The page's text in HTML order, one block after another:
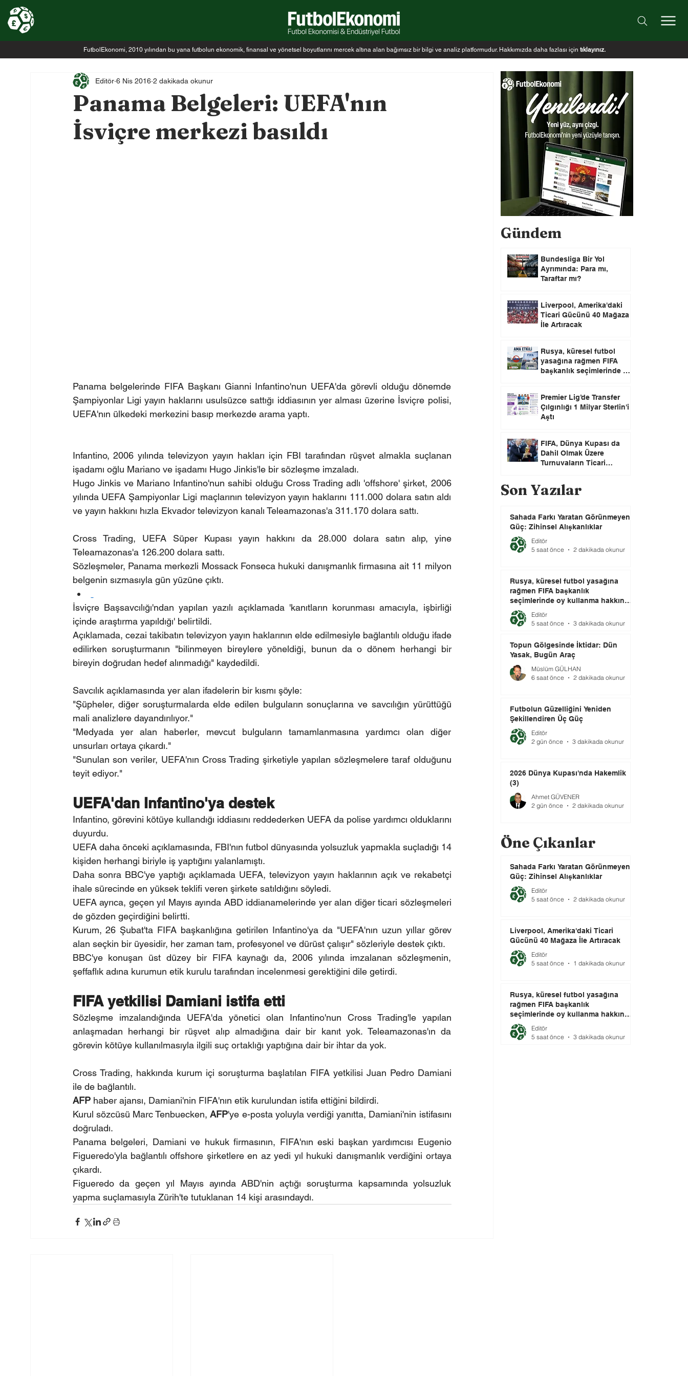
FutbolEkonomi, 2010 yılından bu yana futbolun ekonomik, finansal ve yönetsel boyutlarını mercek altına alan bağımsız bir bilgi ve analiz platformudur. Hakkımızda daha fazlası için tıklayınız.
Panama Belgeleri: UEFA'nın
İsviçre merkezi basıldı
Editör 6 Nis 2016 2 dakikada okunur
Panama belgelerinde FIFA Başkanı Gianni Infantino'nun UEFA'da görevli olduğu dönemde
Şampiyonlar Ligi yayın haklarını usulsüzce sattığı iddiasının yer alması üzerine İsviçre polisi,
UEFA'nın ülkedeki merkezini basıp merkezde arama yaptı.
Infantino, 2006 yılında televizyon yayın hakları için FBI tarafından rüşvet almakla suçlanan
işadamı oğlu Mariano ve işadamı Hugo Jinkis'le bir sözleşme imzaladı.
Hugo Jinkis ve Mariano Infantino'nun sahibi olduğu Cross Trading adlı 'offshore' şirket, 2006
yılında UEFA Şampiyonlar Ligi maçlarının televizyon yayın haklarını 111.000 dolara satın aldı
ve yayın hakkını hızla Ekvador televizyon kanalı Teleamazonas'a 311.170 dolara sattı.
Cross Trading, UEFA Süper Kupası yayın hakkını da 28.000 dolara satın alıp, yine
Teleamazonas'a 126.200 dolara sattı.
Sözleşmeler, Panama merkezli Mossack Fonseca hukuki danışmanlık firmasına ait 11 milyon
belgenin sızmasıyla gün yüzüne çıktı.
İsviçre Başsavcılığı'ndan yapılan yazılı açıklamada 'kanıtların korunması amacıyla, işbirliği
içinde araştırma yapıldığı' belirtildi.
Açıklamada, cezai takibatın televizyon yayın haklarının elde edilmesiyle bağlantılı olduğu ifade
edilirken soruşturmanın "bilinmeyen bireylere yöneldiği, bunun da o dönem herhangi bir
bireyin doğrudan hedef alınmadığı" kaydedildi.
Savcılık açıklamasında yer alan ifadelerin bir kısmı şöyle:
"Şüpheler, diğer soruşturmalarda elde edilen bulguların sonuçlarına ve savcılığın yürüttüğü
mali analizlere dayandırılıyor."
"Medyada yer alan haberler, mevcut bulguların tamamlanmasına yardımcı olan diğer
unsurları ortaya çıkardı."
"Sunulan son veriler, UEFA'nın Cross Trading şirketiyle yapılan sözleşmelere taraf olduğunu
teyit ediyor."
UEFA'dan Infantino'ya destek
Infantino, görevini kötüye kullandığı iddiasını reddederken UEFA da polise yardımcı olduklarını
duyurdu.
UEFA daha önceki açıklamasında, FBI'nın futbol dünyasında yolsuzluk yapmakla suçladığı 14
kişiden herhangi biriyle iş yaptığını yalanlamıştı.
Daha sonra BBC'ye yaptığı açıklamada UEFA, televizyon yayın haklarının açık ve rekabetçi
ihale sürecinde en yüksek teklifi veren şirkete satıldığını söyledi.
UEFA ayrıca, geçen yıl Mayıs ayında ABD iddianamelerinde yer alan diğer ticari sözleşmeleri
de gözden geçirdiğini belirtti.
Kurum, 26 Şubat'ta FIFA başkanlığına getirilen Infantino'ya da "UEFA'nın uzun yıllar görev
alan seçkin bir üyesidir, her zaman tam, profesyonel ve dürüst çalışır" sözleriyle destek çıktı.
BBC'ye konuşan üst düzey bir FIFA kaynağı da, 2006 yılında imzalanan sözleşmenin,
şeffaflık adına kurumun etik kurulu tarafından incelenmesi gerektiğini dile getirdi.
FIFA yetkilisi Damiani istifa etti
Sözleşme imzalandığında UEFA'da yönetici olan Infantino'nun Cross Trading'le yapılan
anlaşmadan herhangi bir rüşvet alıp almadığına dair bir kanıt yok. Teleamazonas'ın da
görevin kötüye kullanılmasıyla ilgili suç ortaklığı yaptığına dair bir ihtar da yok.
Cross Trading, hakkında kurum içi soruşturma başlatılan FIFA yetkilisi Juan Pedro Damiani
ile de bağlantılı.
AFP haber ajansı, Damiani'nin FIFA'nın etik kurulundan istifa ettiğini bildirdi.
Kurul sözcüsü Marc Tenbuecken, AFP'ye e-posta yoluyla verdiği yanıtta, Damiani'nin istifasını
doğruladı.
Panama belgeleri, Damiani ve hukuk firmasının, FIFA'nın eski başkan yardımcısı Eugenio
Figueredo'yla bağlantılı offshore şirketlere en az yedi yıl hukuki danışmanlık verdiğini ortaya
çıkardı.
Figueredo da geçen yıl Mayıs ayında ABD'nin açtığı soruşturma kapsamında yolsuzluk
yapma suçlamasıyla Zürih'te tutuklanan 14 kişi arasındaydı.
Gündem
Bundesliga Bir Yol
Ayrımında: Para mı,
Taraftar mı?
Liverpool, Amerika'daki
Ticari Gücünü 40 Mağaza
İle Artıracak
Rusya, küresel futbol
yasağına rağmen FIFA
başkanlık seçimlerinde oy
Premier Lig’de Transfer
Çılgınlığı 1 Milyar Sterlin'i
Aştı
FIFA, Dünya Kupası da
Dahil Olmak Üzere
Turnuvaların Ticari
Son Yazılar
Sahada Farkı Yaratan Görünmeyen
Güç: Zihinsel Alışkanlıklar
Editör
5 saat önce
2 dakikada okunur
Rusya, küresel futbol yasağına
rağmen FIFA başkanlık
seçimlerinde oy kullanma hakkını
elinde tutuyor.
Editör
5 saat önce
3 dakikada okunur
Topun Gölgesinde İktidar: Dün
Yasak, Bugün Araç
Müslüm GÜLHAN
6 saat önce
2 dakikada okunur
Futbolun Güzelliğini Yeniden
Şekillendiren Üç Güç
Editör
2 gün önce
3 dakikada okunur
2026 Dünya Kupası'nda Hakemlik
(3)
Ahmet GÜVENER
2 gün önce
2 dakikada okunur
Öne Çıkanlar
Sahada Farkı Yaratan Görünmeyen
Güç: Zihinsel Alışkanlıklar
Editör
5 saat önce
2 dakikada okunur
Liverpool, Amerika'daki Ticari
Gücünü 40 Mağaza İle Artıracak
Editör
5 saat önce
1 dakikada okunur
Rusya, küresel futbol yasağına
rağmen FIFA başkanlık
seçimlerinde oy kullanma hakkını
elinde tutuyor.
Editör
5 saat önce
3 dakikada okunur